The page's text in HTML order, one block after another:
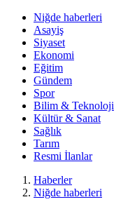
Niğde haberleri
Asayiş
Siyaset
Ekonomi
Eğitim
Gündem
Spor
Bilim & Teknoloji
Kültür & Sanat
Sağlık
Tarım
Resmi İlanlar
Haberler
Niğde haberleri